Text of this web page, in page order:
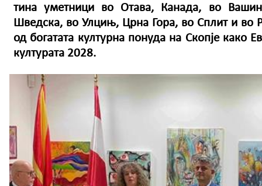
тина уметници во Отава, Канада, во
Шведска, во Улцињ, Црна Гора, во Сплит и во
од богатата културна понуда на Скопје како
културата 2028.